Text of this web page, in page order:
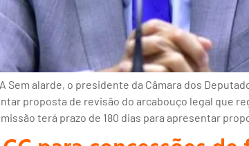
Sem alarde, o presidente da Câmara dos
proposta de revisão do arcabouço legal que
terá prazo de 180 dias para apresentar